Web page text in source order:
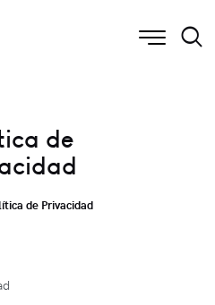
de
de Privacidad